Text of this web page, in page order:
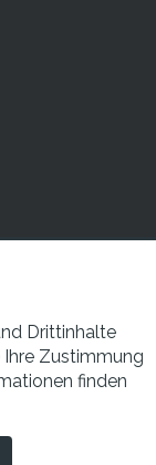
Hamm. Fon:
Drittinhalte
Zustimmung
finden